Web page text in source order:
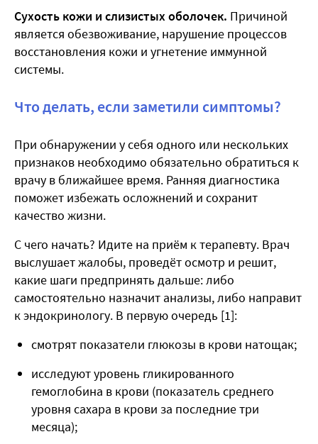
Сухость кожи и слизистых оболочек. Причиной
является обезвоживание, нарушение процессов
восстановления кожи и угнетение иммунной
системы.
Что делать, если заметили симптомы?
При обнаружении у себя одного или нескольких
признаков необходимо обязательно обратиться к
врачу в ближайшее время. Ранняя диагностика
поможет избежать осложнений и сохранит
качество жизни.
С чего начать? Идите на приём к терапевту. Врач
выслушает жалобы, проведёт осмотр и решит,
какие шаги предпринять дальше: либо
самостоятельно назначит анализы, либо направит
к эндокринологу. В первую очередь [1]:
смотрят показатели глюкозы в крови натощак;
исследуют уровень гликированного
гемоглобина в крови (показатель среднего
уровня сахара в крови за последние три
месяца);